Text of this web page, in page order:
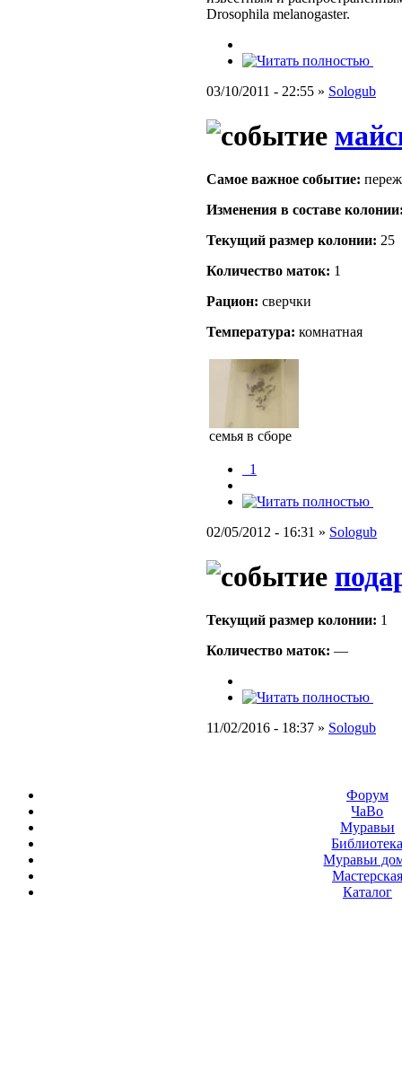
Drosophila melanogaster.
03/10/2011 - 22:55 » Sologub
Самое важное событие:
Изменения в составе
Текущий размер кoлонии: 25
Количество маток: 1
Рацион: сверчки
Температура: комнатная
семья в сборе
_1
02/05/2012 - 16:31 » Sologub
Текущий размер кoлонии: 1
Количество маток: —
11/02/2016 - 18:37 » Sologub
Форум
ЧаВо
Муравьи
Муравьи
Мастерская
Каталог